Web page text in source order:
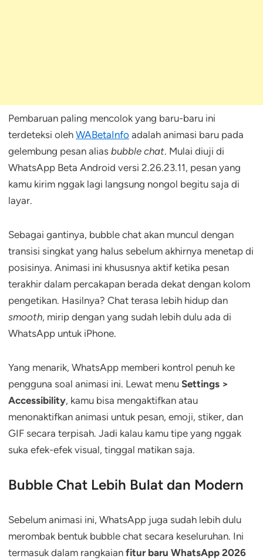
Pembaruan paling mencolok yang baru-baru ini
terdeteksi oleh WABetaInfo adalah animasi baru pada
gelembung pesan alias bubble chat. Mulai diuji di
WhatsApp Beta Android versi 2.26.23.11, pesan yang
kamu kirim nggak lagi langsung nongol begitu saja di
layar.
Sebagai gantinya, bubble chat akan muncul dengan
transisi singkat yang halus sebelum akhirnya menetap di
posisinya. Animasi ini khususnya aktif ketika pesan
terakhir dalam percakapan berada dekat dengan kolom
pengetikan. Hasilnya? Chat terasa lebih hidup dan
smooth, mirip dengan yang sudah lebih dulu ada di
WhatsApp untuk iPhone.
Yang menarik, WhatsApp memberi kontrol penuh ke
pengguna soal animasi ini. Lewat menu Settings >
Accessibility, kamu bisa mengaktifkan atau
menonaktifkan animasi untuk pesan, emoji, stiker, dan
GIF secara terpisah. Jadi kalau kamu tipe yang nggak
suka efek-efek visual, tinggal matikan saja.
Bubble Chat Lebih Bulat dan Modern
Sebelum animasi ini, WhatsApp juga sudah lebih dulu
merombak bentuk bubble chat secara keseluruhan. Ini
termasuk dalam rangkaian fitur baru WhatsApp 2026